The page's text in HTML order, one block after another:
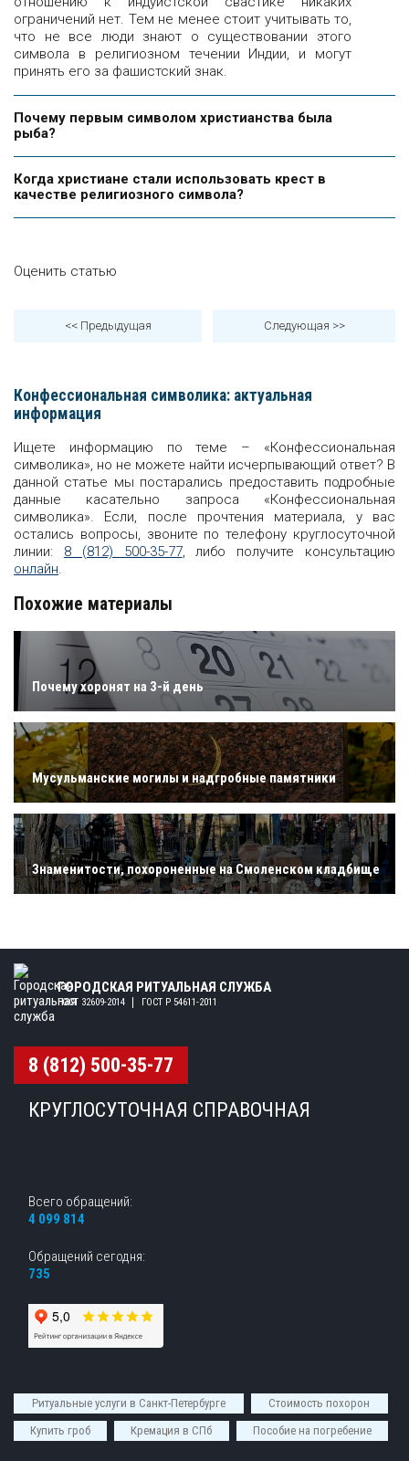
ограничений нет. Тем не менее стоит учитывать то,
что не все люди знают о существовании этого
символа в религиозном течении Индии, и могут
принять его за фашистский знак.
Почему первым символом христианства была
рыба?
Когда христиане стали использовать крест в
качестве религиозного символа?
Оценить статью
<< Предыдущая Следующая >>
Конфессиональная символика: актуальная
информация
Ищете информацию по теме – «Конфессиональная
символика», но не можете найти исчерпывающий ответ? В
данной статье мы постарались предоставить подробные
данные касательно запроса «Конфессиональная
символика». Если, после прочтения материала, у вас
остались вопросы, звоните по телефону круглосуточной
линии: 8 (812) 500-35-77, либо получите консультацию
онлайн.
Похожие материалы
Почему хоронят на 3-й день
Мусульманские могилы и надгробные памятники
Знаменитости, похороненные на Смоленском кладбище
ГОРОДСКАЯ РИТУАЛЬНАЯ СЛУЖБА
ГОСТ 32609-2014 ГОСТ Р 54611-2011
8 (812) 500-35-77
КРУГЛОСУТОЧНАЯ СПРАВОЧНАЯ
Всего обращений:
4 099 814
Обращений сегодня:
735
Ритуальные услуги в Санкт-Петербурге
Стоимость похорон
Купить гроб
Кремация в СПб Пособие на погребение